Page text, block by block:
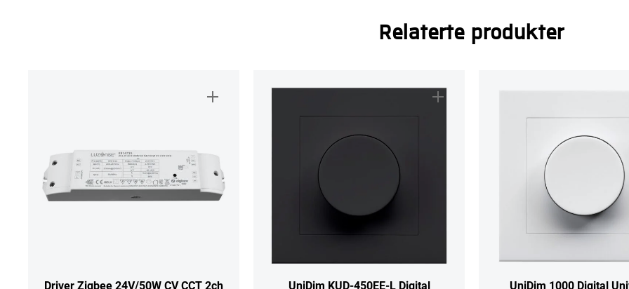
Relaterte produkter
Driver Zigbee 24V/50W CV CCT 2ch UniDim KUD-450EE-L Digital UniDim 1000 Digital